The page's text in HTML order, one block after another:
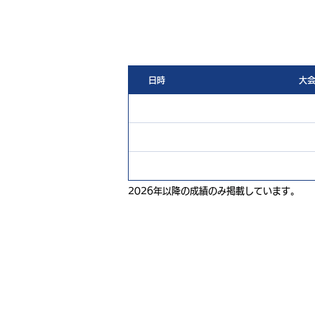
日時 大
2026年以降の成績のみ掲載しています。